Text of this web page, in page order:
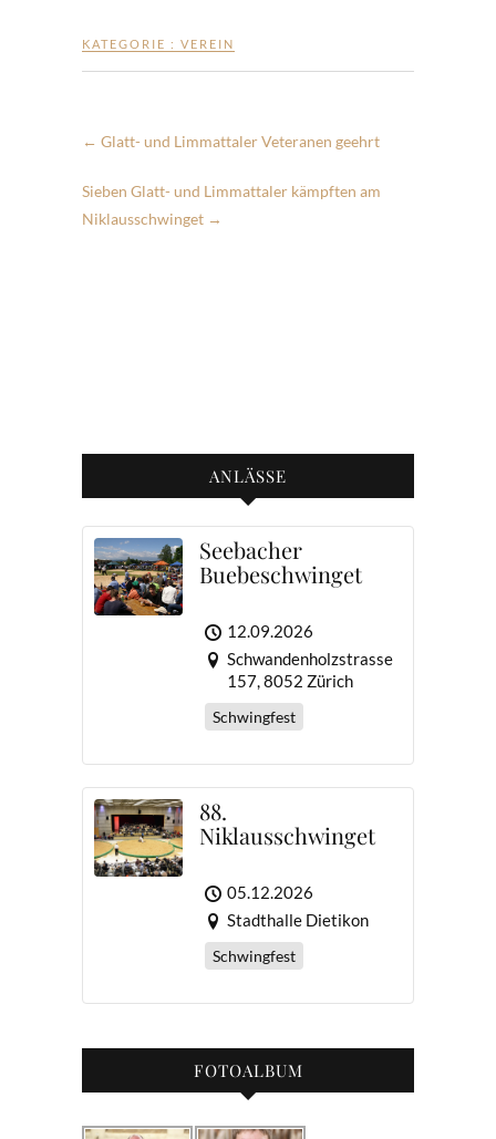
KATEGORIE : VEREIN
← Glatt- und Limmattaler Veteranen geehrt
Sieben Glatt- und Limmattaler kämpften am
Niklausschwinget →
ANLÄSSE
Seebacher
Buebeschwinget
12.09.2026
Schwandenholzstrasse
157, 8052 Zürich
Schwingfest
88.
Niklausschwinget
05.12.2026
Stadthalle Dietikon
Schwingfest
FOTOALBUM